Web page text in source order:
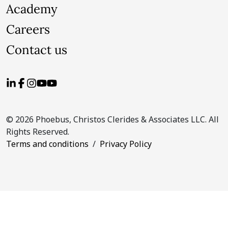
Academy
Careers
Contact us
© 2026 Phoebus, Christos Clerides & Associates LLC. All
Rights Reserved.
Terms and conditions / Privacy Policy